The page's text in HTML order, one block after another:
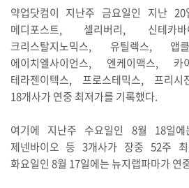
약업닷컴이 지난주 금요일인 지난 20
메디포스트, 셀리버리, 신테카바
크리스탈지노믹스, 유틸렉스, 앱
에이치엘사이언스, 엔케이맥스, 카
테라젠이텍스, 프로스테믹스, 프리
18개사가 연중 최저가를 기록했다.
여기에 지난주 수요일인 8월 18일에
제넨바이오 등 3개사가 장중 52주
화요일인 8월 17일에는 뉴지랩파마가 연